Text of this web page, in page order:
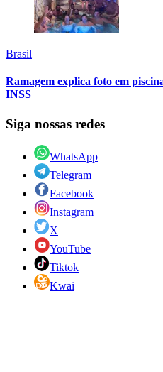
Brasil
Ramagem explica foto em
INSS
Siga nossas redes
WhatsApp
Telegram
Facebook
Instagram
X
YouTube
Tiktok
Kwai